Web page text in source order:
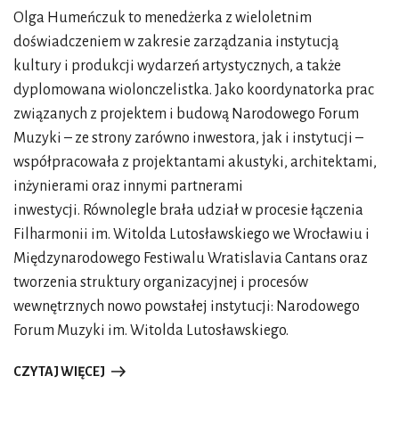
O proszę, nie pomyślałem, że i te opery rozgrywają się nad
morzem! Nie są to jednak opery marynistyczne [śmiech].
Obie opowieści wyrosły w kulturze śródziemnomorskiej.
Ich fabuła toczy się właśnie wokół motywu
odpowiedzialności za siebie i naród. Weźmy historię
Samsona, czyli dzieło Saint-Saënsa, które poprowadzi
Thomas Guggeis. Żydzi byli gnębieni i okupowani przez
Filistynów. Chociaż Samson początkowo uległ wdziękom
Dalili, później świadomie przekroczył smugę cienia,
modlił się do Boga i odzyskał siły, by wraz z oprawcami
zginąć pod gruzami świątyni. W ten sposób uratował swój
naród. W podobnej sytuacji są kochankowie w kompozycji
Purcella. Wykonają ją wraz z solistami Chór Capella
Cracoviensis i Accademia Bizantina. Tego rodzaju kwestie
człowieka przyszłości.
Olga Humeńczuk to menedżerka z wieloletnim
doświadczeniem w zakresie zarządzania instytucją
kultury i produkcji wydarzeń artystycznych, a także
dyplomowana wiolonczelistka. Jako koordynatorka prac
związanych z projektem i budową Narodowego Forum
Muzyki – ze strony zarówno inwestora, jak i instytucji –
współpracowała z projektantami akustyki, architektami,
inżynierami oraz innymi partnerami
inwestycji. Równolegle brała udział w procesie łączenia
Filharmonii im. Witolda Lutosławskiego we Wrocławiu i
Międzynarodowego Festiwalu Wratislavia Cantans oraz
tworzenia struktury organizacyjnej i procesów
wewnętrznych nowo powstałej instytucji: Narodowego
Forum Muzyki im. Witolda Lutosławskiego.
CZYTAJ WIĘCEJ